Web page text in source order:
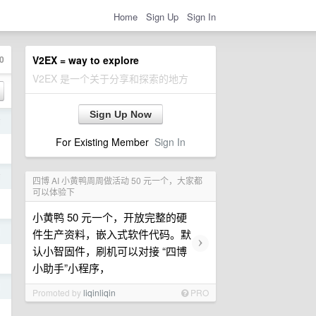
Home Sign Up Sign In
V2EX = way to explore
V2EX 是一个关于分享和探索的地方
Sign Up Now
For Existing Member Sign In
四博 AI 小黄鸭周周做活动 50 元一个，大家都
可以体验下
小黄鸭 50 元一个，开放完整的硬
件生产资料，嵌入式软件代码。默
认小智固件，刷机可以对接 “四博
小助手”小程序，
›
Promoted byliqinliqin PRO